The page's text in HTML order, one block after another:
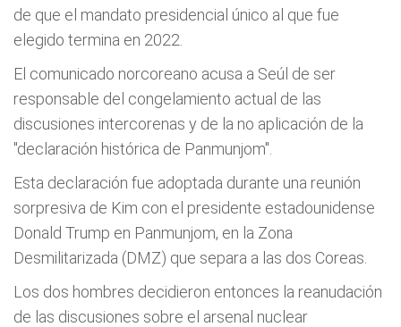
de que el mandato presidencial único al que fue
elegido termina en 2022.
El comunicado norcoreano acusa a Seúl de ser
responsable del congelamiento actual de las
discusiones intercorenas y de la no aplicación de la
"declaración histórica de Panmunjom".
Esta declaración fue adoptada durante una reunión
sorpresiva de Kim con el presidente estadounidense
Donald Trump en Panmunjom, en la Zona
Desmilitarizada (DMZ) que separa a las dos Coreas.
Los dos hombres decidieron entonces la reanudación
de las discusiones sobre el arsenal nuclear